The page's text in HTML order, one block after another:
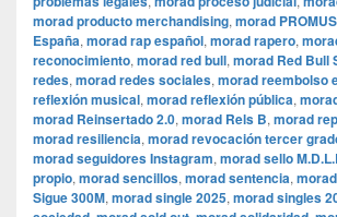
morad producto merchandising, morad
España, morad rap español, morad rapero,
reconocimiento, morad red bull, morad Red Bull
redes, morad redes sociales, morad reembolso
reflexión musical, morad reflexión pública,
morad Reinsertado 2.0, morad Rels B, morad
morad resiliencia, morad revocación tercer
morad seguidores Instagram, morad sello
propio, morad sencillos, morad sentencia,
Sigue 300M, morad single 2025, morad singles